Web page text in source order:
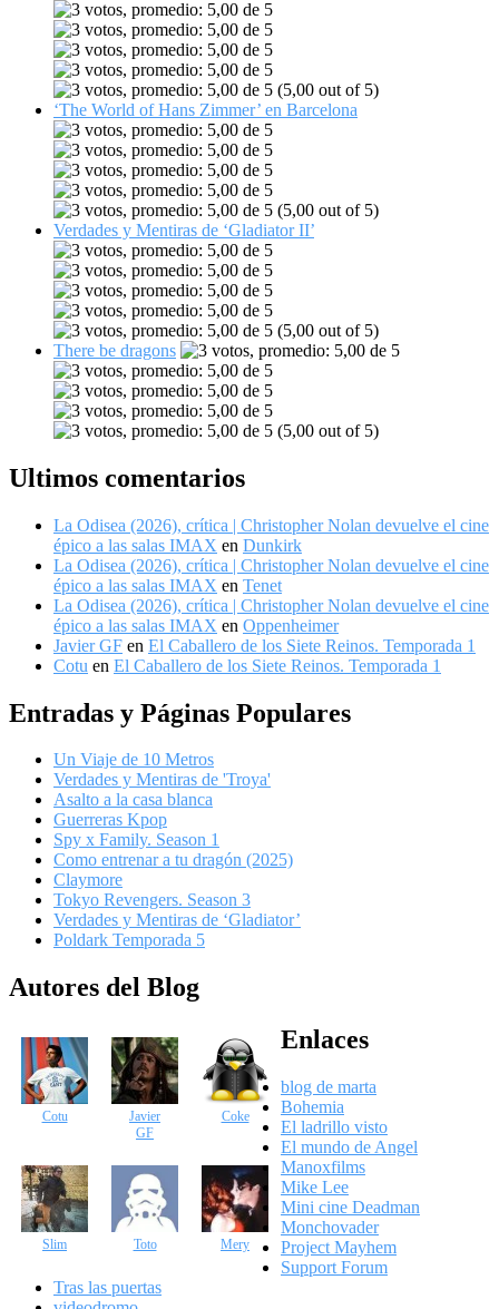
(5,00 out of 5)
‘The World of Hans Zimmer’ en Barcelona
(5,00 out of 5)
Verdades y Mentiras de ‘Gladiator II’
(5,00 out of 5)
There be dragons
(5,00 out of 5)
Ultimos comentarios
La Odisea (2026), crítica | Christopher Nolan devuelve el cine
épico a las salas IMAX en Dunkirk
La Odisea (2026), crítica | Christopher Nolan devuelve el cine
épico a las salas IMAX en Tenet
La Odisea (2026), crítica | Christopher Nolan devuelve el cine
épico a las salas IMAX en Oppenheimer
Javier GF en El Caballero de los Siete Reinos. Temporada 1
Cotu en El Caballero de los Siete Reinos. Temporada 1
Entradas y Páginas Populares
Un Viaje de 10 Metros
Verdades y Mentiras de 'Troya'
Asalto a la casa blanca
Guerreras Kpop
Spy x Family. Season 1
Como entrenar a tu dragón (2025)
Claymore
Tokyo Revengers. Season 3
Verdades y Mentiras de ‘Gladiator’
Poldark Temporada 5
Autores del Blog
Cotu
Javier
GF
Coke
Slim Toto Mery
Enlaces
blog de marta
Bohemia
El ladrillo visto
El mundo de Angel
Manoxfilms
Mike Lee
Mini cine Deadman
Monchovader
Project Mayhem
Support Forum
Tras las puertas